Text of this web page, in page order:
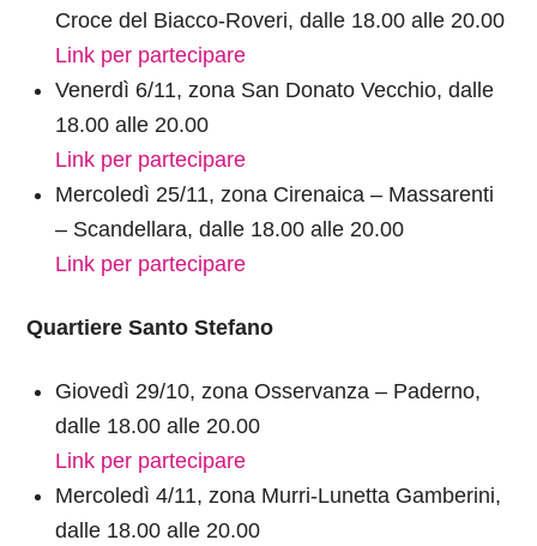
Croce del Biacco-Roveri, dalle 18.00 alle 20.00
Link per partecipare
Venerdì 6/11, zona San Donato Vecchio, dalle
18.00 alle 20.00
Link per partecipare
Mercoledì 25/11, zona Cirenaica – Massarenti
– Scandellara, dalle 18.00 alle 20.00
Link per partecipare
Quartiere Santo Stefano
Giovedì 29/10, zona Osservanza – Paderno,
dalle 18.00 alle 20.00
Link per partecipare
Mercoledì 4/11, zona Murri-Lunetta Gamberini,
dalle 18.00 alle 20.00